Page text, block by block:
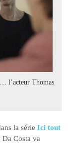
l’acteur Thomas
la série Ici tout
Da Costa va